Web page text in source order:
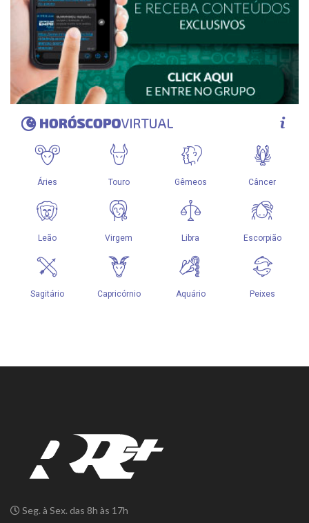
Seg. à Sex. das 8h às 17h